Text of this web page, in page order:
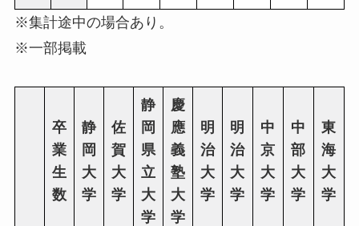
※集計途中の場合あり。
※一部掲載
卒
業
生
数
静
岡
大
学
佐
賀
大
学
静
岡
県
立
大
学
慶
應
義
塾
大
学
明
治
大
学
明
治
大
学
中
京
大
学
中
部
大
学
東
海
大
学